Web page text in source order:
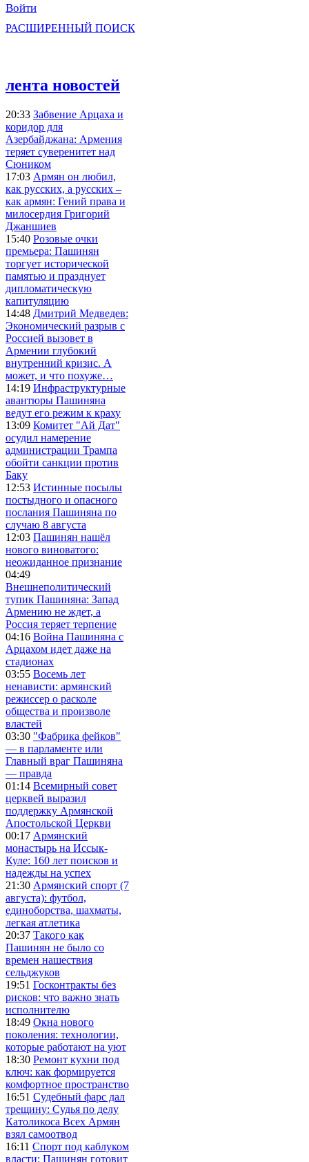
Войти
РАСШИРЕННЫЙ ПОИСК
лента новостей
20:33 Забвение Арцаха и
коридор для
Азербайджана: Армения
теряет суверенитет над
Сюником
17:03 Армян он любил,
как русских, а русских –
как армян: Гений права и
милосердия Григорий
Джаншиев
15:40 Розовые очки
премьера: Пашинян
торгует исторической
памятью и празднует
дипломатическую
капитуляцию
14:48 Дмитрий Медведев:
Экономический разрыв с
Россией вызовет в
Армении глубокий
внутренний кризис. А
может, и что похуже…
14:19 Инфраструктурные
авантюры Пашиняна
ведут его режим к краху
13:09 Комитет "Ай Дат"
осудил намерение
администрации Трампа
обойти санкции против
Баку
12:53 Истинные посылы
постыдного и опасного
послания Пашиняна по
случаю 8 августа
12:03 Пашинян нашёл
нового виноватого:
неожиданное признание
04:49
Внешнеполитический
тупик Пашиняна: Запад
Армению не ждет, а
Россия теряет терпение
04:16 Война Пашиняна с
Арцахом идет даже на
стадионах
03:55 Восемь лет
ненависти: армянский
режиссер о расколе
общества и произволе
властей
03:30 "Фабрика фейков"
— в парламенте или
Главный враг Пашиняна
— правда
01:14 Всемирный совет
церквей выразил
поддержку Армянской
Апостольской Церкви
00:17 Армянский
монастырь на Иссык-
Куле: 160 лет поисков и
надежды на успех
21:30 Армянский спорт (7
августа): футбол,
единоборства, шахматы,
легкая атлетика
20:37 Такого как
Пашинян не было со
времен нашествия
сельджуков
19:51 Госконтракты без
рисков: что важно знать
исполнителю
18:49 Окна нового
поколения: технологии,
которые работают на уют
18:30 Ремонт кухни под
ключ: как формируется
комфортное пространство
16:51 Судебный фарс дал
трещину: Судья по делу
Католикоса Всех Армян
взял самоотвод
16:11 Спорт под каблуком
власти: Пашинян готовит